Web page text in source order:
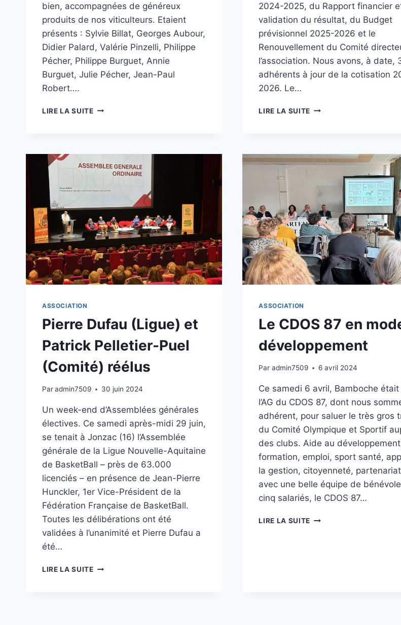
bien, accompagnées de généreux
produits de nos viticulteurs. Etaient
présents : Sylvie Billat, Georges Aubour,
Didier Palard, Valérie Pinzelli, Philippe
Pécher, Philippe Burguet, Annie
Burguet, Julie Pécher, Jean-Paul
Robert….
LIRE LA SUITEBAMBOCHE
2024-2025, du Rapport financier
validation du résultat, du Budget
prévisionnel 2025-2026 et le
Renouvellement du Comité
l’association. Nous avons, à date,
adhérents à jour de la cotisation
2026. Le…
LIRE LA SUITE LE
EST
ASSOCIATION
Pierre Dufau (Ligue) et
Patrick Pelletier-Puel
(Comité) réélus
Paradmin7509 30 juin 2024
Un week-end d’Assemblées générales
électives. Ce samedi après-midi 29 juin,
se tenait à Jonzac (16) l’Assemblée
générale de la Ligue Nouvelle-Aquitaine
de BasketBall – près de 63.000
licenciés – en présence de Jean-Pierre
Hunckler, 1er Vice-Président de la
Fédération Française de BasketBall.
Toutes les délibérations ont été
validées à l’unanimité et Pierre Dufau a
été…
LIRE LA SUITEPIERRE
ASSOCIATION
Le CDOS 87 en
développement
Par admin7509 6 avril 2024
Ce samedi 6 avril, Bamboche était
l’AG du CDOS 87, dont nous
adhérent, pour saluer le très gros
du Comité Olympique et Sportif
des clubs. Aide au
formation, emploi, sport santé,
la gestion, citoyenneté,
avec une belle équipe de
cinq salariés, le CDOS 87…
LIRE LA SUITE LE